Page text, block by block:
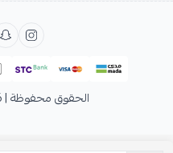
الحقوق محفوظة | 2026